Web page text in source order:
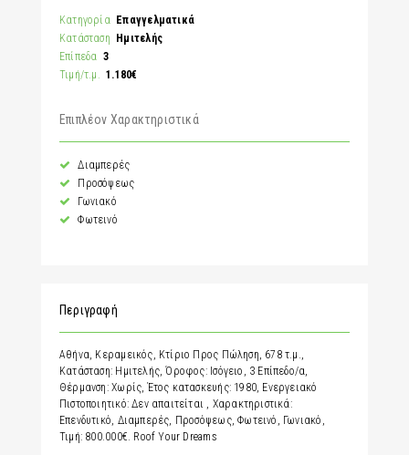
Κατηγορία Επαγγελματικά
Κατάσταση
Ημιτελής
Επίπεδα 3
Τιμή/τ.μ. 1.180€
Επιπλέον Χαρακτηριστικά
Διαμπερές
Προσόψεως
Γωνιακό
Φωτεινό
Περιγραφή
Αθήνα, Κεραμεικός, Κτίριο Προς Πώληση, 678 τ.μ.,
Κατάσταση: Ημιτελής, Όροφος: Ισόγειο, 3 Επίπεδο/α,
Θέρμανση: Χωρίς, Έτος κατασκευής: 1980, Ενεργειακό
Πιστοποιητικό: Δεν απαιτείται , Χαρακτηριστικά:
Επενδυτικό, Διαμπερές, Προσόψεως, Φωτεινό, Γωνιακό,
Τιμή: 800.000€. Roof Your Dreams